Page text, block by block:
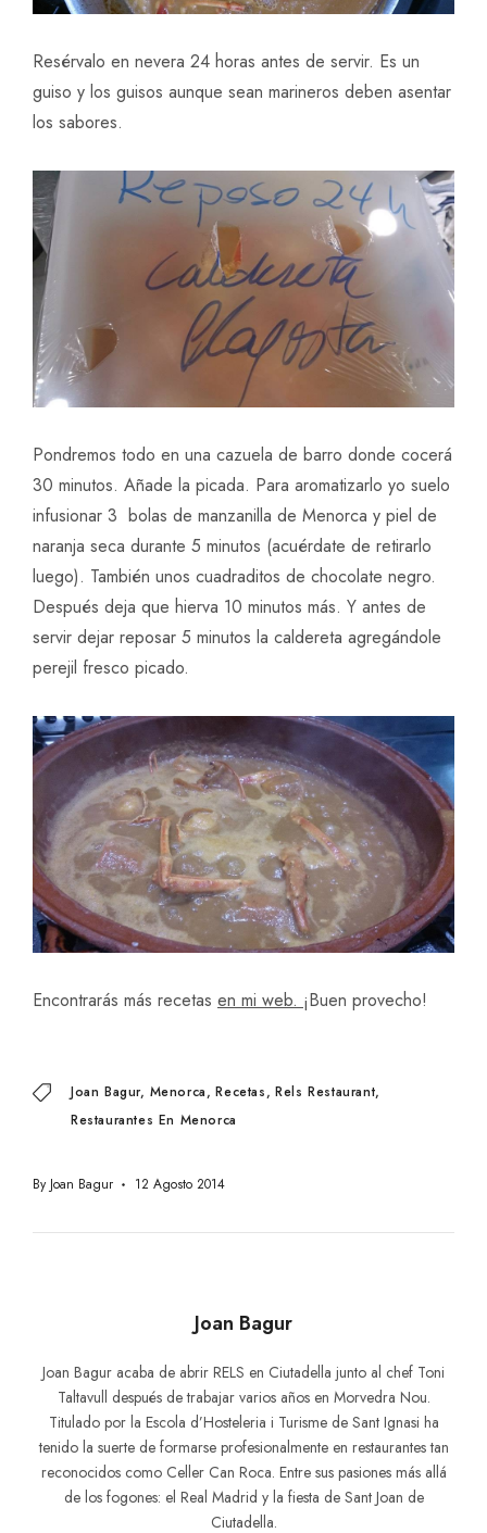
Resérvalo en nevera 24 horas antes de servir. Es un
guiso y los guisos aunque sean marineros deben asentar
los sabores.
Pondremos todo en una cazuela de barro donde cocerá
30 minutos. Añade la picada. Para aromatizarlo yo suelo
infusionar 3 bolas de manzanilla de Menorca y piel de
naranja seca durante 5 minutos (acuérdate de retirarlo
luego). También unos cuadraditos de chocolate negro.
Después deja que hierva 10 minutos más. Y antes de
servir dejar reposar 5 minutos la caldereta agregándole
perejil fresco picado.
Encontrarás más recetas en mi web. ¡Buen provecho!
Joan Bagur Menorca Recetas Rels Restaurant
Restaurantes En Menorca
By Joan Bagur 12 Agosto 2014
Joan Bagur
Joan Bagur acaba de abrir RELS en Ciutadella junto al chef Toni
Taltavull después de trabajar varios años en Morvedra Nou.
Titulado por la Escola d’Hosteleria i Turisme de Sant Ignasi ha
tenido la suerte de formarse profesionalmente en restaurantes tan
reconocidos como Celler Can Roca. Entre sus pasiones más allá
de los fogones: el Real Madrid y la fiesta de Sant Joan de
Ciutadella.